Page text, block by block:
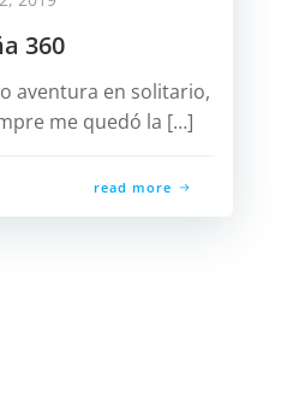
360
aventura en solitario,
me quedó la […]
read more